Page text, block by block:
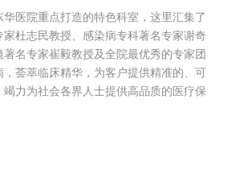
医院重点打造的特色科室，这里汇集了
杜志民教授、感染病专科著名专家谢奇
名专家崔毅教授及全院最优秀的专家团
荟萃临床精华，为客户提供精准的、可
力为社会各界人士提供高品质的医疗保